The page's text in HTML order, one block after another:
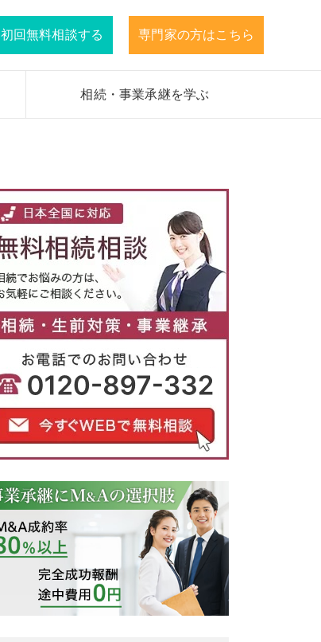
初回無料相談する 専門家の方はこちら
相続・事業承継を学ぶ